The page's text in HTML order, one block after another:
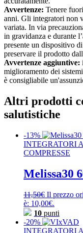
Avvertenze: Tenere
anni. Gli integratori non
variata. In via
in gravidanza e durante
presente un dispositivo
preservare il prodotto
Avvertenze aggiuntive:
miglioramento dei
è consigliabile
Altri prodotti
salutistiche
-13%
INTEGRATORI
COMPRESSE
Melissa30
11,50€ Il prezzo
è: 10,00€.
10 punti
-20%
INTEGRATORI